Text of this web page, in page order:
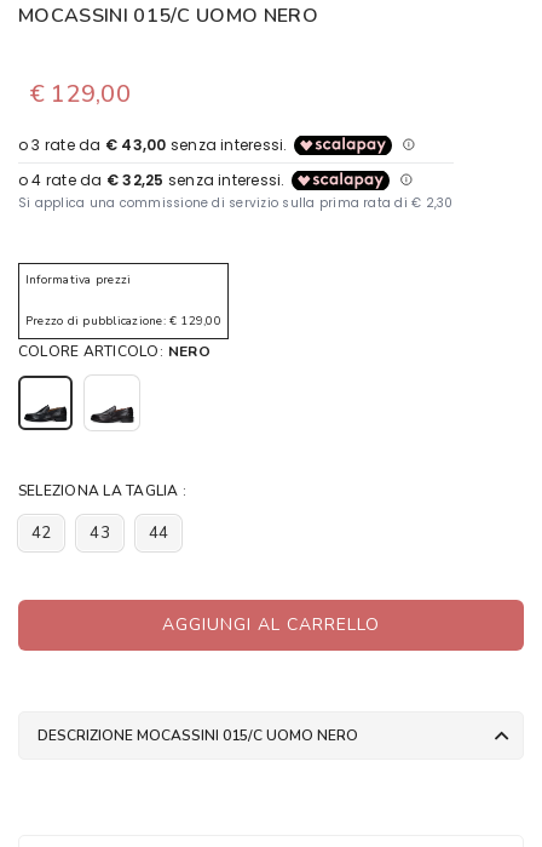
MOCASSINI 015/C UOMO NERO
€ 129,00
Informativa prezzi
Prezzo di pubblicazione: € 129,00
COLORE ARTICOLO: NERO
SELEZIONA LA TAGLIA :
42 43 44
AGGIUNGI AL CARRELLO
DESCRIZIONE MOCASSINI 015/C UOMO NERO